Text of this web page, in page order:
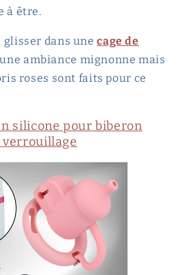
à être.
glisser dans unecage de
ambiance mignonne mais
roses sont faits pour ce
silicone pour biberon
verrouillage